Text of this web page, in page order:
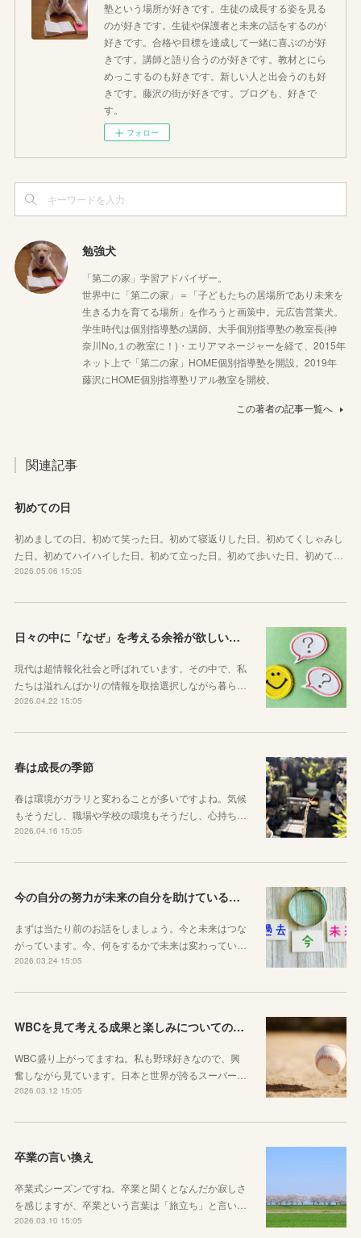
塾という場所が好きです。生徒の成長する姿を見る
のが好きです。生徒や保護者と未来の話をするのが
好きです。合格や目標を達成して一緒に喜ぶのが好
きです。講師と語り合うのが好きです。教材とにら
めっこするのも好きです。新しい人と出会うのも好
きです。藤沢の街が好きです。ブログも、好きで
す。
フォロー
勉強犬
「第二の家」学習アドバイザー。
世界中に「第二の家」＝「子どもたちの居場所であり未来を
生きる力を育てる場所」を作ろうと画策中。元広告営業犬。
学生時代は個別指導塾の講師。大手個別指導塾の教室長(神
奈川No,１の教室に！)・エリアマネージャーを経て、2015年
ネット上で「第二の家」HOME個別指導塾を開設。2019年
藤沢にHOME個別指導塾リアル教室を開校。
この著者の記事一覧へ
関連記事
初めての日
初めましての日。初めて笑った日。初めて寝返りした日。初めてくしゃみし
た日。初めてハイハイした日。初めて立った日。初めて歩いた日。初めて…
2026.05.06 15:05
日々の中に「なぜ」を考える余裕が欲しい子どもたちへ
現代は超情報化社会と呼ばれています。その中で、私
たちは溢れんばかりの情報を取捨選択しながら暮ら…
2026.04.22 15:05
春は成長の季節
春は環境がガラリと変わることが多いですよね。気候
もそうだし、職場や学校の環境もそうだし、心持ち…
2026.04.16 15:05
今の自分の努力が未来の自分を助けているという感覚を持とう！
まずは当たり前のお話をしましょう。今と未来はつな
がっています。今、何をするかで未来は変わってい…
2026.03.24 15:05
WBCを見て考える成果と楽しみについてのお話
WBC盛り上がってますね。私も野球好きなので、興
奮しながら見ています。日本と世界が誇るスーパー…
2026.03.12 15:05
卒業の言い換え
卒業式シーズンですね。卒業と聞くとなんだか寂しさ
を感じますが、卒業という言葉は「旅立ち」と言い…
2026.03.10 15:05